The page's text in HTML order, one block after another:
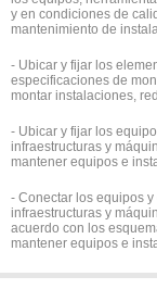
y en condiciones de
mantenimiento de
- Ubicar y fijar los
especificaciones de
montar instalaciones,
- Ubicar y fijar los
infraestructuras y
mantener equipos e
- Conectar los equipos
infraestructuras y
acuerdo con los
mantener equipos e